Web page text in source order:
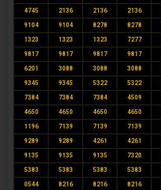
4745 2136 2136 2136
9104 9104 8278 8278
1323 1323 1323 7277
9817 9817 9817 9817
6201 3088 3088 3088
9345 9345 5322 5322
7384 7384 7384 4509
4650 4650 4650 4650
1196 7139 7139 7139
9289 9289 4261 4261
9135 9135 9135 7320
5383 5383 5383 5383
0544 8216 8216 8216